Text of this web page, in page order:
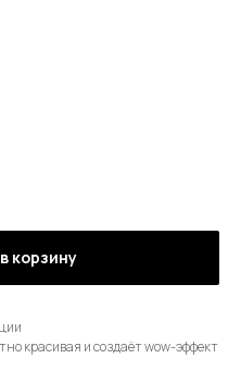
корзину
красивая и создаёт wow-эффект